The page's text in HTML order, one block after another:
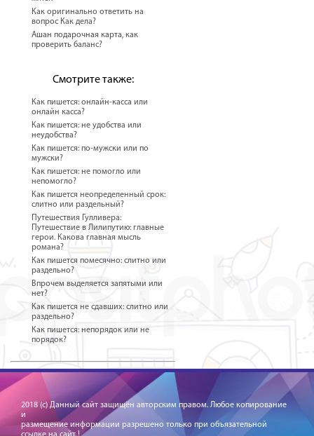
Как оригинально ответить на
вопрос Как дела?
Ашан подарочная карта, как
проверить баланс?
Смотрите также:
Как пишется: онлайн-касса или
онлайн касса?
Как пишется: не удобства или
неудобства?
Как пишется: по-мужски или по
мужски?
Как пишется: не помогло или
непомогло?
Как пишется неопределенный срок:
слитно или раздельный?
Путешествия Гулливера:
Путешествие в Лилипутию: главные
герои. Какова главная мысль
романа?
Как пишется помесячно: слитно или
раздельно?
Впрочем выделяется запятыми или
нет?
Как пишется не сдавших: слитно или
раздельно?
Как пишется: непорядок или не
порядок?
2018 (c) Данный сайт защищён авторским правом. Любое копирование
и
размещение информации разрешено только при объязательной